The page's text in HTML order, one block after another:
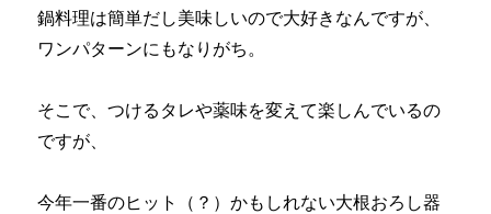
鍋料理は簡単だし美味しいので大好きなんですが、
ワンパターンにもなりがち。
そこで、つけるタレや薬味を変えて楽しんでいるの
ですが、
今年一番のヒット（？）かもしれない大根おろし器